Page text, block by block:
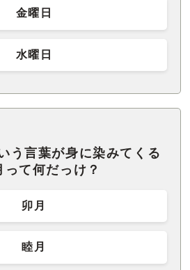
金曜日
水曜日
う言葉が身に染みてくる
て何だっけ？
卯月
睦月